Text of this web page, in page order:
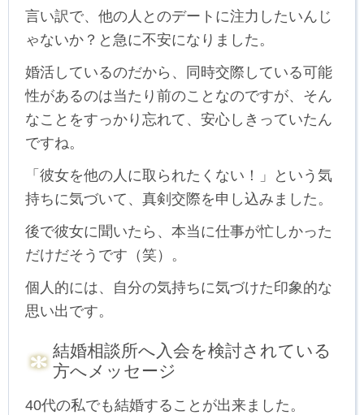
言い訳で、他の人とのデートに注力したいんじ
ゃないか？と急に不安になりました。
婚活しているのだから、同時交際している可能
性があるのは当たり前のことなのですが、そん
なことをすっかり忘れて、安心しきっていたん
ですね。
「彼女を他の人に取られたくない！」という気
持ちに気づいて、真剣交際を申し込みました。
後で彼女に聞いたら、本当に仕事が忙しかった
だけだそうです（笑）。
個人的には、自分の気持ちに気づけた印象的な
思い出です。
結婚相談所へ入会を検討されている
方へメッセージ
40代の私でも結婚することが出来ました。